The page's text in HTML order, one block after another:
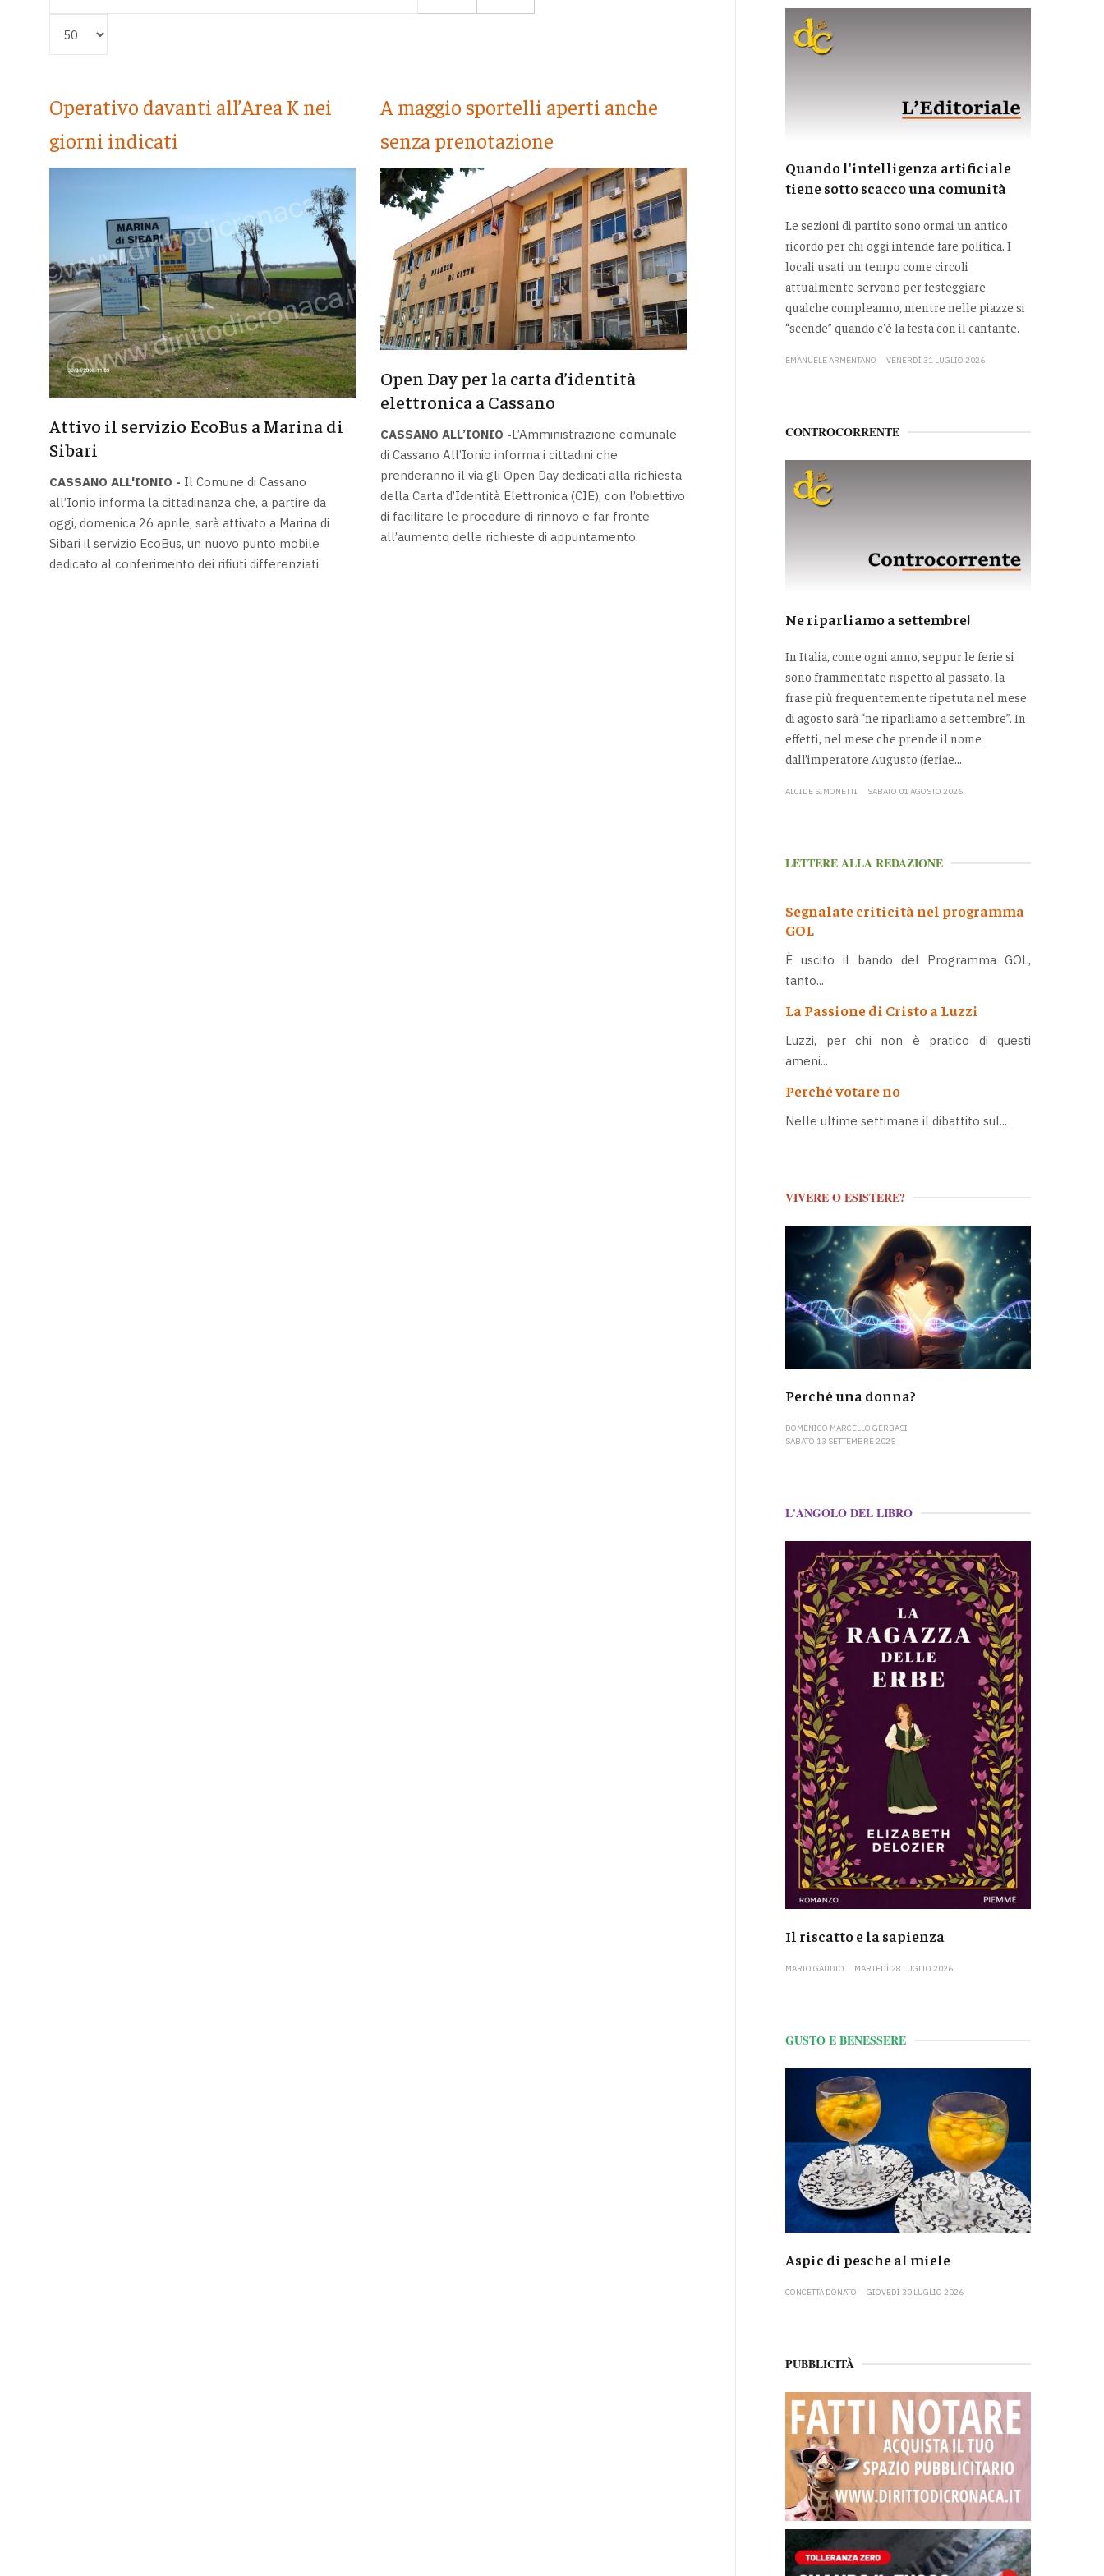
Operativo davanti all’Area K nei
giorni indicati
Attivo il servizio EcoBus a Marina di
Sibari
CASSANO ALL'IONIO - Il Comune di Cassano
all’Ionio informa la cittadinanza che, a partire da
oggi, domenica 26 aprile, sarà attivato a Marina di
Sibari il servizio EcoBus, un nuovo punto mobile
dedicato al conferimento dei rifiuti differenziati.
A maggio sportelli aperti anche
senza prenotazione
Open Day per la carta d’identità
elettronica a Cassano
CASSANO ALL’IONIO -L’Amministrazione comunale
di Cassano All’Ionio informa i cittadini che
prenderanno il via gli Open Day dedicati alla richiesta
della Carta d’Identità Elettronica (CIE), con l’obiettivo
di facilitare le procedure di rinnovo e far fronte
all’aumento delle richieste di appuntamento.
Quando l'intelligenza artificiale
tiene sotto scacco una comunità
Le sezioni di partito sono ormai un antico
ricordo per chi oggi intende fare politica. I
locali usati un tempo come circoli
attualmente servono per festeggiare
qualche compleanno, mentre nelle piazze si
“scende” quando c'è la festa con il cantante.
EMANUELE ARMENTANO VENERDÌ 31 LUGLIO 2026
CONTROCORRENTE
Ne riparliamo a settembre!
In Italia, come ogni anno, seppur le ferie si
sono frammentate rispetto al passato, la
frase più frequentemente ripetuta nel mese
di agosto sarà “ne riparliamo a settembre”. In
effetti, nel mese che prende il nome
dall’imperatore Augusto (feriae...
ALCIDE SIMONETTI SABATO 01 AGOSTO 2026
LETTERE ALLA REDAZIONE
Segnalate criticità nel programma
GOL
È uscito il bando del Programma GOL,
tanto...
La Passione di Cristo a Luzzi
Luzzi, per chi non è pratico di questi
ameni...
Perché votare no
Nelle ultime settimane il dibattito sul...
VIVERE O ESISTERE?
Perché una donna?
DOMENICO MARCELLO GERBASI
SABATO 13 SETTEMBRE 2025
L'ANGOLO DEL LIBRO
Il riscatto e la sapienza
MARIO GAUDIO MARTEDÌ 28 LUGLIO 2026
GUSTO E BENESSERE
Aspic di pesche al miele
CONCETTA DONATO GIOVEDÌ 30 LUGLIO 2026
PUBBLICITÀ